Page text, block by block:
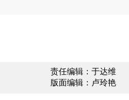
责任编辑：于达维
版面编辑：卢玲艳